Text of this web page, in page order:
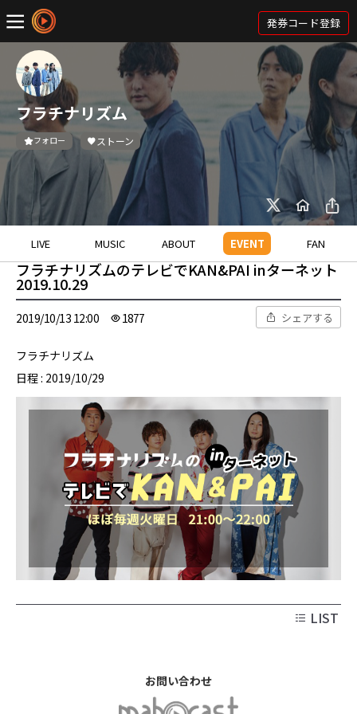
発券コード登録
フラチナリズム
フォロー ストーン
LIVE MUSIC ABOUT EVENT FAN
フラチナリズムのテレビでKAN&PAI inターネット
2019.10.29
2019/10/13 12:00 1877 シェアする
フラチナリズム
日程 : 2019/10/29
LIST
お問い合わせ